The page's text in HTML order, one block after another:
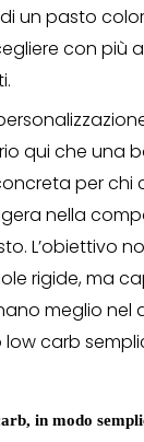
un pasto
con più
qui che una
per chi
nella
L’obiettivo
rigide, ma
meglio nel
carb
in modo